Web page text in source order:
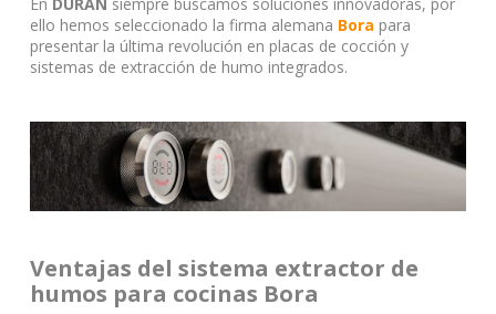
ello hemos seleccionado la firma alemana Bora para
presentar la última revolución en placas de cocción y
sistemas de extracción de humo integrados.
Ventajas del sistema extractor de
humos para cocinas Bora